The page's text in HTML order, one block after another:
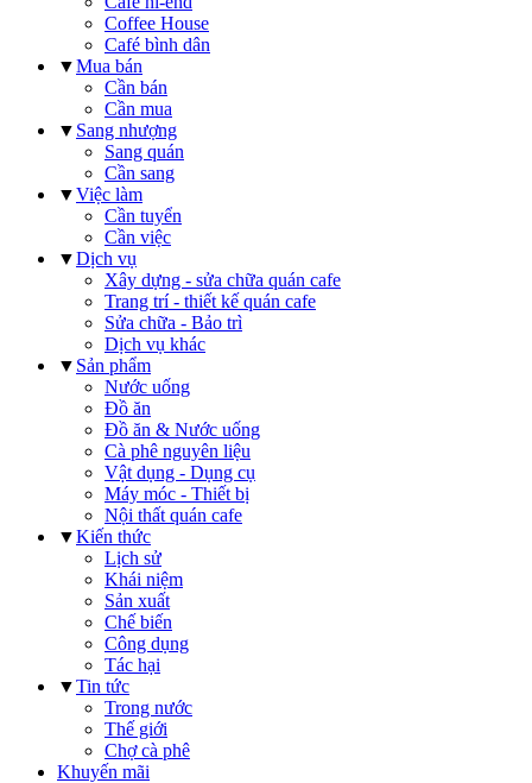
Coffee House
Café bình dân
▼Mua bán
Cần bán
Cần mua
▼ Sang nhượng
Sang quán
Cần sang
▼Việc làm
Cần tuyển
Cần việc
▼Dịch vụ
Xây dựng - sửa chữa quán cafe
Trang trí - thiết kế quán cafe
Sửa chữa - Bảo trì
Dịch vụ khác
▼ Sản phẩm
Nước uống
Đồ ăn
Đồ ăn & Nước uống
Cà phê nguyên liệu
Vật dụng - Dụng cụ
Máy móc - Thiết bị
Nội thất quán cafe
▼Kiến thức
Lịch sử
Khái niệm
Sản xuất
Chế biến
Công dụng
Tác hại
▼Tin tức
Trong nước
Thế giới
Chợ cà phê
Khuyến mãi